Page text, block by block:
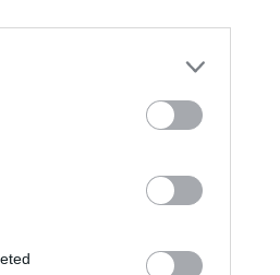
profitti
la